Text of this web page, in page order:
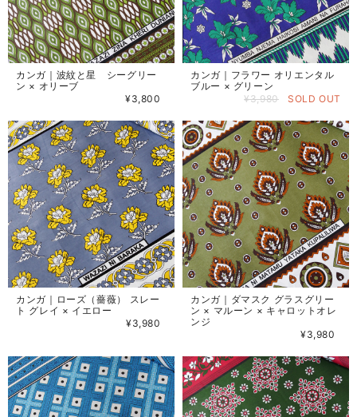
カンガ｜波紋と星 シーグリー
ン × オリーブ
¥3,800
カンガ｜フラワー オリエンタル
ブルー × グリーン
¥3,980
SOLD OUT
カンガ｜ローズ（薔薇） スレー
ト グレイ × イエロー
¥3,980
カンガ｜ダマスク グラスグリー
ン × マルーン × キャロットオレ
ンジ
¥3,980